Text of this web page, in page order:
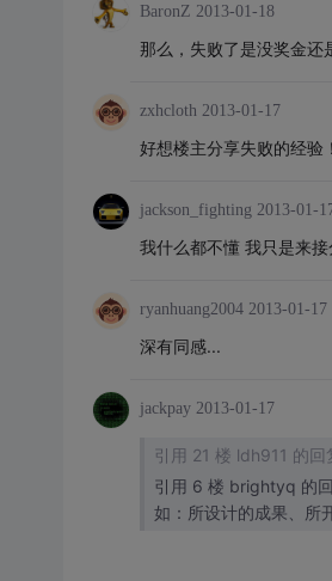
BaronZ 2013-01-18
那么，失败了是没奖金还
zxhcloth 2013-01-17
好想楼主分享失败的经验！
jackson_fighting 2013-01-
我什么都不懂 我只是来
ryanhuang2004 2013-01-17
深有同感...
jackpay 2013-01-17
引用 21 楼 ldh911 的回
引用 6 楼 brightyq 的回复:怎么不解释下